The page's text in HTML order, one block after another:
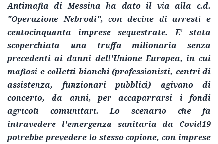
Antimafia di Messina ha dato il via alla c.d.
"Operazione Nebrodi", con decine di arresti e
centocinquanta imprese sequestrate. E' stata
scoperchiata una truffa milionaria senza
precedenti ai danni dell'Unione Europea, in cui
mafiosi e colletti bianchi (professionisti, centri di
assistenza, funzionari pubblici) agivano di
concerto, da anni, per accaparrarsi i fondi
agricoli comunitari. Lo scenario che fa
intravedere l'emergenza sanitaria da Covid19
potrebbe prevedere lo stesso copione, con imprese